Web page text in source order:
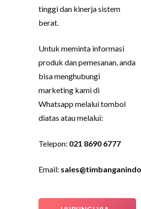
tinggi dan kinerja sistem
berat.
Untuk meminta informasi
produk dan pemesanan, anda
bisa menghubungi
marketing kami di
Whatsapp melalui tombol
diatas atau melalui:
Telepon: 021 8690 6777
Email: